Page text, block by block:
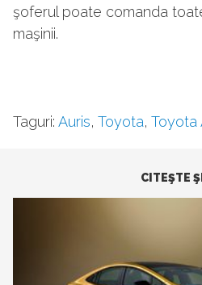
şoferul poate comanda
maşinii.
Taguri: Auris, Toyota, Toyota
CITEŞTE